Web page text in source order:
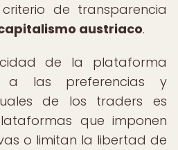
de transparencia
austriaco.
de la plataforma
a las preferencias y
de los traders es
que imponen
o limitan la libertad de